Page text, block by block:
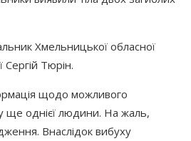
Хмельницької обласної
Сергій Тюрін.
щодо можливого
ще однієї людини. На жаль,
Внаслідок вибуху